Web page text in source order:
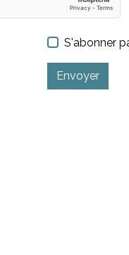
S'abonner
Envoyer